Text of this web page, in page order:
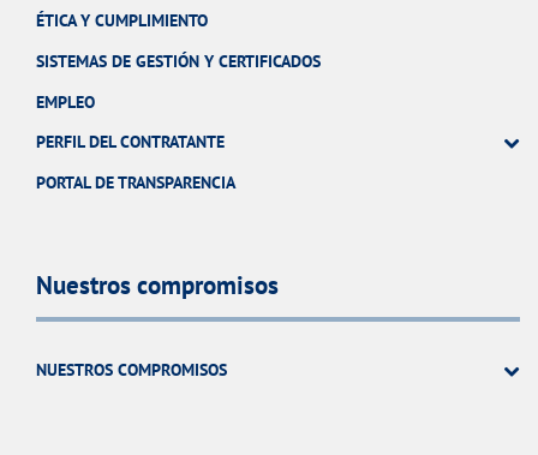
ÉTICA Y CUMPLIMIENTO
SISTEMAS DE GESTIÓN Y CERTIFICADOS
EMPLEO
PERFIL DEL CONTRATANTE
PORTAL DE TRANSPARENCIA
Nuestros compromisos
NUESTROS COMPROMISOS